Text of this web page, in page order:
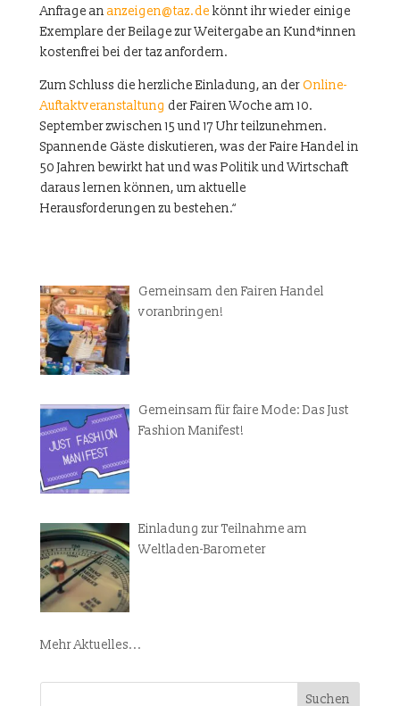
Anfrage ananzeigen@taz.de könnt ihr wieder einige
Exemplare der Beilage zur Weitergabe an Kund*innen
kostenfrei bei der taz anfordern.
Zum Schluss die herzliche Einladung, an derOnline-
Auftaktveranstaltung der Fairen Woche am 10.
September zwischen 15 und 17 Uhr teilzunehmen.
Spannende Gäste diskutieren, was der Faire Handel in
50 Jahren bewirkt hat und was Politik und Wirtschaft
daraus lernen können, um aktuelle
Herausforderungen zu bestehen.“
Gemeinsam den Fairen Handel
voranbringen!
Gemeinsam für faire Mode: Das Just
Fashion Manifest!
Einladung zur Teilnahme am
Weltladen-Barometer
Mehr Aktuelles...